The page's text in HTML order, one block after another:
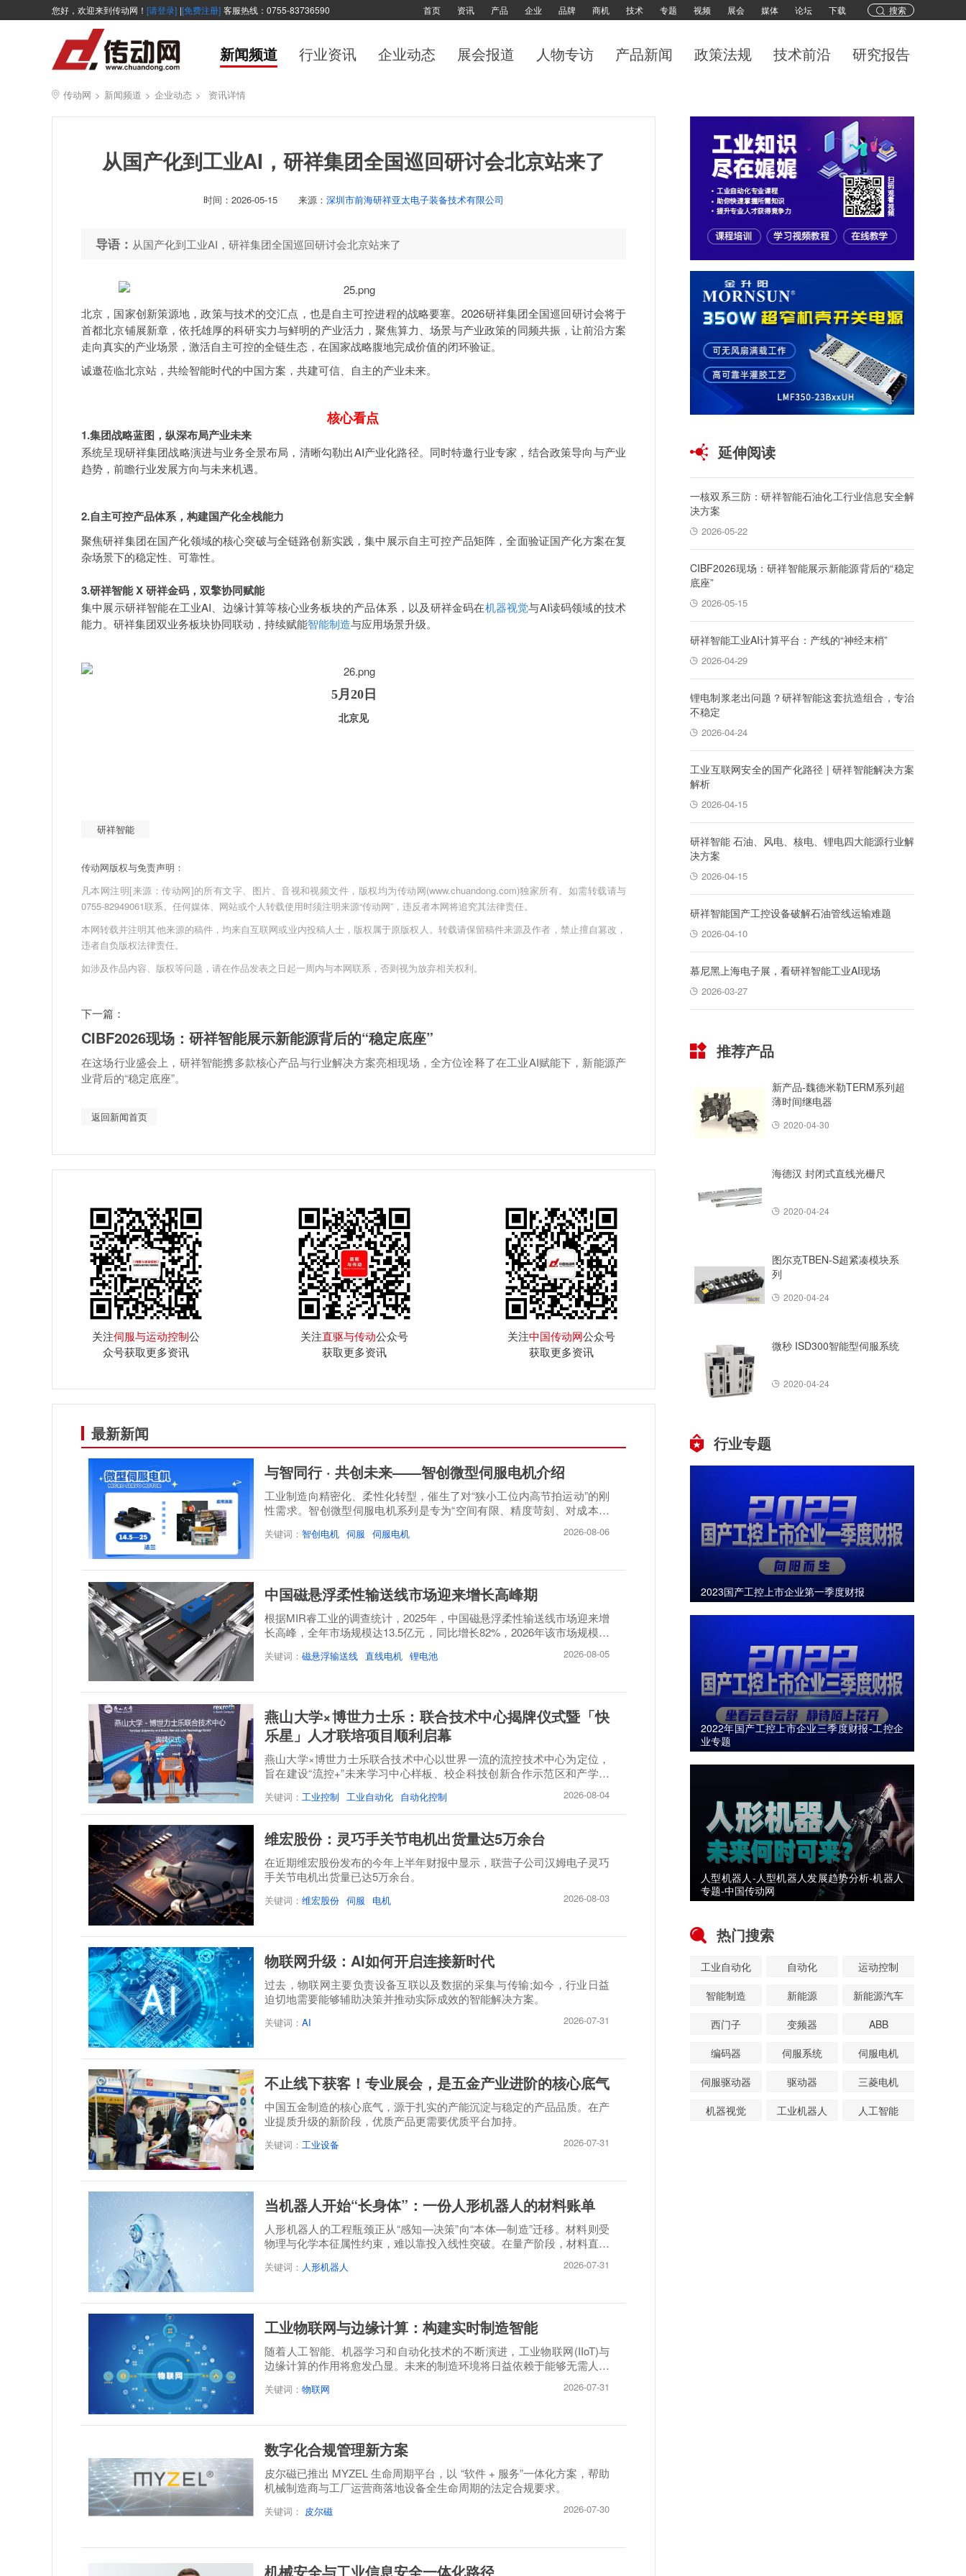
您好，欢迎来到传动网！ [请登录] |[免费注册] 客服热线：0755-83736590 搜索
首页 资讯 产品 企业 品牌 商机 技术 专题 视频 展会 媒体 论坛 下载
新闻频道 行业资讯 企业动态 展会报道 人物专访 产品新闻 政策法规 技术前沿 研究报告
传动网 > 新闻频道 > 企业动态 > 资讯详情
从国产化到工业AI，研祥集团全国巡回研讨会北京站来了
时间： 2026-05-15 来源： 深圳市前海研祥亚太电子装备技术有限公司
导语： 从国产化到工业AI，研祥集团全国巡回研讨会北京站来了
北京，国家创新策源地，政策与技术的交汇点，也是自主可控进程的战略要塞。2026研祥集团全国巡回研讨会将于
首都北京铺展新章，依托雄厚的科研实力与鲜明的产业活力，聚焦算力、场景与产业政策的同频共振，让前沿方案
走向真实的产业场景，激活自主可控的全链生态，在国家战略腹地完成价值的闭环验证。
诚邀莅临北京站，共绘智能时代的中国方案，共建可信、自主的产业未来。
核心看点
1.集团战略蓝图，纵深布局产业未来
系统呈现研祥集团战略演进与业务全景布局，清晰勾勒出AI产业化路径。同时特邀行业专家，结合政策导向与产业
趋势，前瞻行业发展方向与未来机遇。
2.自主可控产品体系，构建国产化全栈能力
聚焦研祥集团在国产化领域的核心突破与全链路创新实践，集中展示自主可控产品矩阵，全面验证国产化方案在复
杂场景下的稳定性、可靠性。
3.研祥智能 X 研祥金码，双擎协同赋能
集中展示研祥智能在工业AI、边缘计算等核心业务板块的产品体系，以及研祥金码在机器视觉与AI读码领域的技术
能力。研祥集团双业务板块协同联动，持续赋能智能制造与应用场景升级。
5月20日
北京见
研祥智能
传动网版权与免责声明：
凡本网注明[来源：传动网]的所有文字、图片、音视和视频文件，版权均为传动网(www.chuandong.com)独家所有。如需转载请与
0755-82949061联系。任何媒体、网站或个人转载使用时须注明来源“传动网”，违反者本网将追究其法律责任。
本网转载并注明其他来源的稿件，均来自互联网或业内投稿人士，版权属于原版权人。转载请保留稿件来源及作者，禁止擅自篡改，
违者自负版权法律责任。
如涉及作品内容、版权等问题，请在作品发表之日起一周内与本网联系，否则视为放弃相关权利。
下一篇：
CIBF2026现场：研祥智能展示新能源背后的“稳定底座”
在这场行业盛会上，研祥智能携多款核心产品与行业解决方案亮相现场，全方位诠释了在工业AI赋能下，新能源产
业背后的“稳定底座”。
返回新闻首页
关注伺服与运动控制公
众号获取更多资讯
关注直驱与传动公众号
获取更多资讯
关注中国传动网公众号
获取更多资讯
最新新闻
与智同行 · 共创未来——智创微型伺服电机介绍
工业制造向精密化、柔性化转型，催生了对“狭小工位内高节拍运动”的刚
性需求。智创微型伺服电机系列是专为“空间有限、精度苛刻、对成本敏
关键词： 智创电机 伺服 伺服电机 2026-08-06
中国磁悬浮柔性输送线市场迎来增长高峰期
根据MIR睿工业的调查统计，2025年，中国磁悬浮柔性输送线市场迎来增
长高峰，全年市场规模达13.5亿元，同比增长82%，2026年该市场规模将
关键词： 磁悬浮输送线 直线电机 锂电池 2026-08-05
燕山大学×博世力士乐：联合技术中心揭牌仪式暨「快
乐星」人才联培项目顺利启幕
燕山大学×博世力士乐联合技术中心以世界一流的流控技术中心为定位，
旨在建设“流控+”未来学习中心样板、校企科技创新合作示范区和产学研
关键词： 工业控制 工业自动化 自动化控制 2026-08-04
维宏股份：灵巧手关节电机出货量达5万余台
在近期维宏股份发布的今年上半年财报中显示，联营子公司汉姆电子灵巧
手关节电机出货量已达5万余台。
关键词： 维宏股份 伺服 电机 2026-08-03
物联网升级：AI如何开启连接新时代
过去，物联网主要负责设备互联以及数据的采集与传输;如今，行业日益
迫切地需要能够辅助决策并推动实际成效的智能解决方案。
关键词： AI 2026-07-31
不止线下获客！专业展会，是五金产业进阶的核心底气
中国五金制造的核心底气，源于扎实的产能沉淀与稳定的产品品质。在产
业提质升级的新阶段，优质产品更需要优质平台加持。
关键词： 工业设备 2026-07-31
当机器人开始“长身体”：一份人形机器人的材料账单
人形机器人的工程瓶颈正从“感知—决策”向“本体—制造”迁移。材料则受
物理与化学本征属性约束，难以靠投入线性突破。在量产阶段，材料直接
关键词： 人形机器人 2026-07-31
工业物联网与边缘计算：构建实时制造智能
随着人工智能、机器学习和自动化技术的不断演进，工业物联网(IIoT)与
边缘计算的作用将愈发凸显。未来的制造环境将日益依赖于能够无需人工
关键词： 物联网 2026-07-31
数字化合规管理新方案
皮尔磁已推出 MYZEL 生命周期平台，以 “软件 + 服务”一体化方案，帮助
机械制造商与工厂运营商落地设备全生命周期的法定合规要求。
关键词： 皮尔磁 2026-07-30
机械安全与工业信息安全一体化路径
延伸阅读
一核双系三防：研祥智能石油化工行业信息安全解
决方案
2026-05-22
CIBF2026现场：研祥智能展示新能源背后的“稳定
底座”
2026-05-15
研祥智能工业AI计算平台：产线的“神经末梢”
2026-04-29
锂电制浆老出问题？研祥智能这套抗造组合，专治
不稳定
2026-04-24
工业互联网安全的国产化路径 | 研祥智能解决方案
解析
2026-04-15
研祥智能 石油、风电、核电、锂电四大能源行业解
决方案
2026-04-15
研祥智能国产工控设备破解石油管线运输难题
2026-04-10
慕尼黑上海电子展，看研祥智能工业AI现场
2026-03-27
推荐产品
新产品-魏德米勒TERM系列超
薄时间继电器
2020-04-30
海德汉 封闭式直线光栅尺
2020-04-24
图尔克TBEN-S超紧凑模块系
列
2020-04-24
微秒 ISD300智能型伺服系统
2020-04-24
行业专题
2023国产工控上市企业第一季度财报
2022年国产工控上市企业三季度财报-工控企
业专题
人型机器人-人型机器人发展趋势分析-机器人
专题-中国传动网
热门搜索
工业自动化 自动化
运动控制
智能制造
新能源
新能源汽车
西门子
变频器
ABB
编码器
伺服系统
伺服电机
伺服驱动器
驱动器
三菱电机
机器视觉
工业机器人 人工智能